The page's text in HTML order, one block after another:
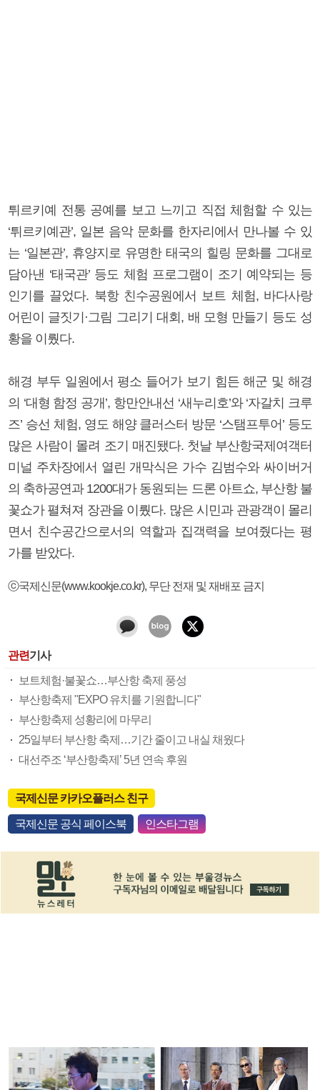
튀르키예 전통 공예를 보고 느끼고 직접 체험할 수 있는
‘튀르키예관’, 일본 음악 문화를 한자리에서 만나볼 수 있
는 ‘일본관’, 휴양지로 유명한 태국의 힐링 문화를 그대로
담아낸 ‘태국관’ 등도 체험 프로그램이 조기 예약되는 등
인기를 끌었다. 북항 친수공원에서 보트 체험, 바다사랑
어린이 글짓기·그림 그리기 대회, 배 모형 만들기 등도 성
황을 이뤘다.
해경 부두 일원에서 평소 들어가 보기 힘든 해군 및 해경
의 ‘대형 함정 공개’, 항만안내선 ‘새누리호’와 ‘자갈치 크루
즈’ 승선 체험, 영도 해양 클러스터 방문 ‘스탬프투어’ 등도
많은 사람이 몰려 조기 매진됐다. 첫날 부산항국제여객터
미널 주차장에서 열린 개막식은 가수 김범수와 싸이버거
의 축하공연과 1200대가 동원되는 드론 아트쇼, 부산항 불
꽃쇼가 펼쳐져 장관을 이뤘다. 많은 시민과 관광객이 몰리
면서 친수공간으로서의 역할과 집객력을 보여줬다는 평
가를 받았다.
ⓒ국제신문(www.kookje.co.kr), 무단 전재 및 재배포 금지
관련기사
보트체험·불꽃쇼…부산항 축제 풍성
부산항축제 "EXPO 유치를 기원합니다"
부산항축제 성황리에 마무리
25일부터 부산항 축제…기간 줄이고 내실 채웠다
대선주조 ‘부산항축제’ 5년 연속 후원
국제신문 카카오플러스 친구
국제신문 공식 페이스북 인스타그램